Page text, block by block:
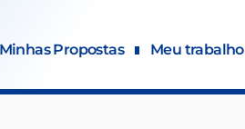
Minhas Propostas Meu trabalho